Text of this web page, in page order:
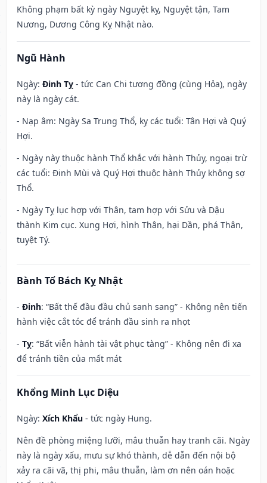
Không phạm bất kỳ ngày Nguyệt kỵ, Nguyệt tận, Tam
Nương, Dương Công Kỵ Nhật nào.
Ngũ Hành
Ngày: Đinh Tỵ - tức Can Chi tương đồng (cùng Hỏa), ngày
này là ngày cát.
- Nạp âm: Ngày Sa Trung Thổ, kỵ các tuổi: Tân Hợi và Quý
Hợi.
- Ngày này thuộc hành Thổ khắc với hành Thủy, ngoại trừ
các tuổi: Đinh Mùi và Quý Hợi thuộc hành Thủy không sợ
Thổ.
- Ngày Tỵ lục hợp với Thân, tam hợp với Sửu và Dậu
thành Kim cục. Xung Hợi, hình Thân, hại Dần, phá Thân,
tuyệt Tý.
Bành Tổ Bách Kỵ Nhật
- Đinh: “Bất thế đầu đầu chủ sanh sang” - Không nên tiến
hành việc cắt tóc để tránh đầu sinh ra nhọt
- Tỵ: “Bất viễn hành tài vật phục tàng” - Không nên đi xa
để tránh tiền của mất mát
Khổng Minh Lục Diệu
Ngày: Xích Khẩu - tức ngày Hung.
Nên đề phòng miệng lưỡi, mâu thuẫn hay tranh cãi. Ngày
này là ngày xấu, mưu sự khó thành, dễ dẫn đến nội bộ
xảy ra cãi vã, thị phi, mâu thuẫn, làm ơn nên oán hoặc